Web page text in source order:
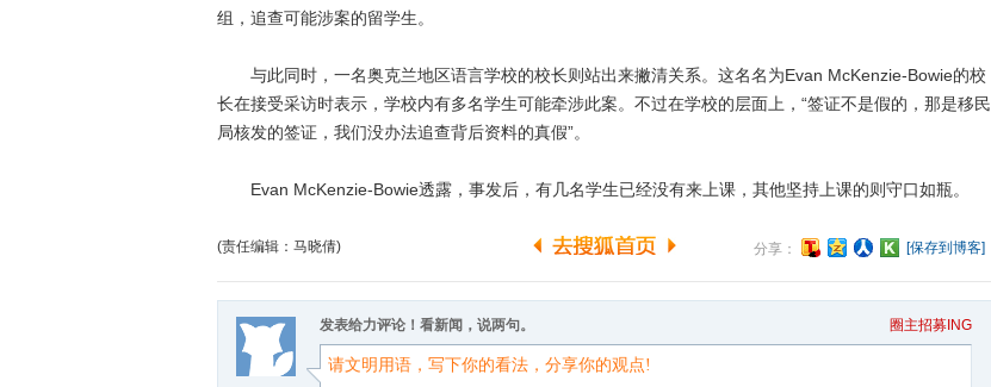
组，追查可能涉案的留学生。
与此同时，一名奥克兰地区语言学校的校长则站出来撇清关系。这名名为Evan McKenzie-Bowie的校
长在接受采访时表示，学校内有多名学生可能牵涉此案。不过在学校的层面上，“签证不是假的，那是移民
局核发的签证，我们没办法追查背后资料的真假”。
Evan McKenzie-Bowie透露，事发后，有几名学生已经没有来上课，其他坚持上课的则守口如瓶。
(责任编辑：马晓倩) 分享： [保存到博客]
发表给力评论！看新闻，说两句。 圈主招募ING